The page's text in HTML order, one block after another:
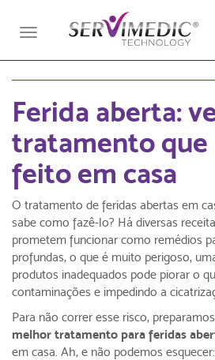
Toggle
Ferida aberta:
tratamento que
feito em casa
O tratamento de feridas abertas em
sabe como fazê-lo? Há diversas
prometem funcionar como remédios
profundas, o que é muito perigoso,
produtos inadequados pode piorar o
contaminações e impedindo a
Para não correr esse risco,
melhor tratamento para feridas
em casa. Ah, e não podemos